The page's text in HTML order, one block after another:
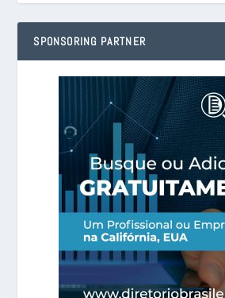
SPONSORING PARTNER